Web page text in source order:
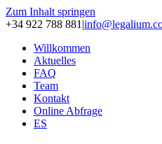
Zum Inhalt springen
+34 922 788 881 |
Willkommen
Aktuelles
FAQ
Team
Kontakt
Online Abfrage
ES